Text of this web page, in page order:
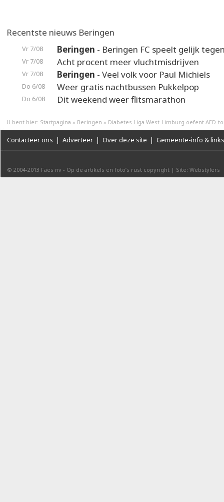
Recentste nieuws Beringen
Vr 7/08 Beringen - Beringen FC speelt gelijk
Vr 7/08 Acht procent meer vluchtmisdrijven
Vr 7/08 Beringen - Veel volk voor Paul Michiels
Do 6/08 Weer gratis nachtbussen Pukkelpop
Do 6/08 Dit weekend weer flitsmarathon
U bent hier: Startpagina » Beringen » Diabetes Liga West-Limburg oefent AED-
Contacteer ons | Adverteer | Over deze site | Gemeente-info & links
© 2004-2013 Faes nv - Op de artikels en foto’s rust copyright | Site: Webstylers